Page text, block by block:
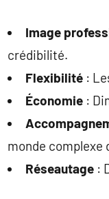
Image
crédibilité.
Flexibilité :
Économie :
monde complexe
Réseautage :